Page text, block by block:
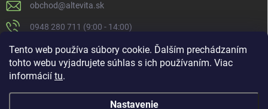
Tento web používa súbory cookie. Ďalším prechádzaním
tohto webu vyjadrujete súhlas s ich používaním. Viac
informácií tu.
Nastavenie
obchod@altevita.sk
0948 280 711 (9:00 - 14:00)
Altevita.sk
altevita